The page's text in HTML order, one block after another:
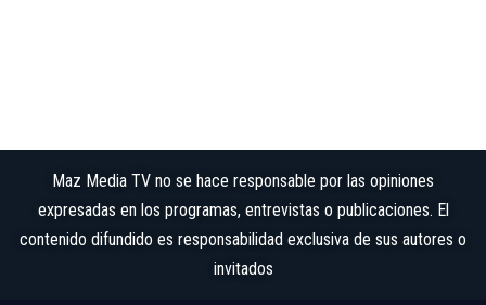
Maz Media TV no se hace responsable por las opiniones
expresadas en los programas, entrevistas o publicaciones. El
contenido difundido es responsabilidad exclusiva de sus autores o
invitados